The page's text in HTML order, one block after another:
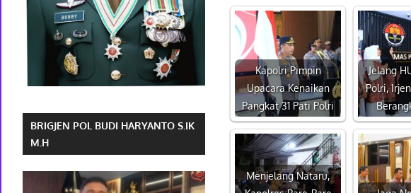
Kapolri Pimpin
Upacara Kenaikan
Pangkat 31 Pati Polri
Jelang
Polri,
Menjelang Nataru,
BRIGJEN POL BUDI HARYANTO S.IK
M.H